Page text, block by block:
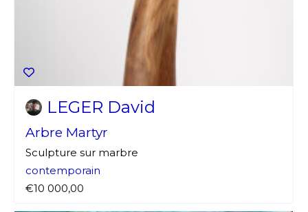
LEGER David
Arbre Martyr
Sculpture sur marbre
contemporain
€10 000,00